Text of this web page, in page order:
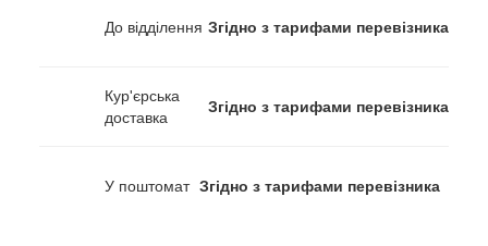
До відділення Згідно з тарифами перевізника
Кур'єрська
доставка
Згідно з тарифами перевізника
У поштомат Згідно з тарифами перевізника